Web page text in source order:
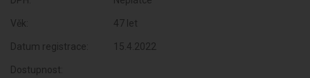
Věk: 47 let
Datum registrace: 15.4.2022
Dostupnost: